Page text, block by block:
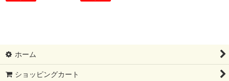
ホーム
ショッピングカート